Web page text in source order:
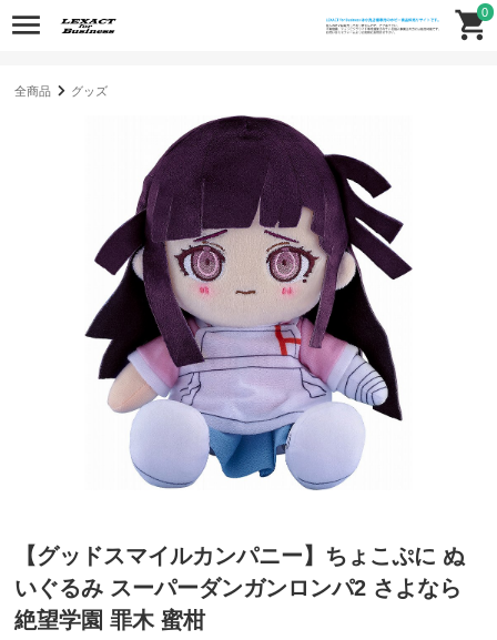
0
全商品 グッズ
【グッドスマイルカンパニー】ちょこぷに ぬ
いぐるみ スーパーダンガンロンパ2 さよなら
絶望学園 罪木 蜜柑